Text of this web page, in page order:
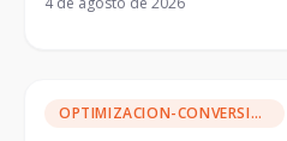
OPTIMIZACION-CONVERSION